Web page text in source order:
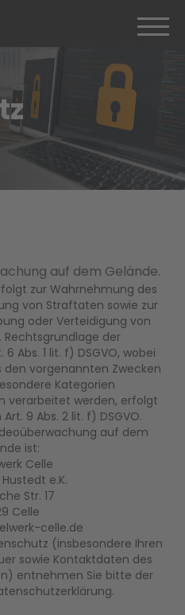
auf dem Gelände.
zur Wahrnehmung des
von Straftaten sowie zur
oder Verteidigung von
Rechtsgrundlage der
Abs. 1 lit. f) DSGVO, wobei
den vorgenannten Zwecken
Kategorien
verarbeitet werden, erfolgt
9 Abs. 2 lit. f) DSGVO.
auf dem
ist:
Celle
e.K.
Str. 17
Celle
celle.de
(insbesondere Ihren
sowie Kontaktdaten des
entnehmen Sie bitte der